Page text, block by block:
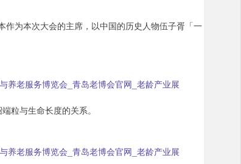
为本次大会的主席，以中国的历史人物伍子胥「一
粒与生命长度的关系。